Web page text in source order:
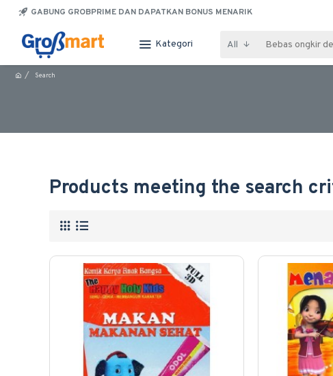
GABUNG GROBPRIME DAN DAPATKAN BONUS MENARIK
Kategori All
Search
Products meeting the search